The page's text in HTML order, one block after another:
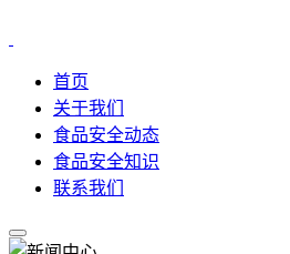
首页
关于我们
食品安全动态
食品安全知识
联系我们